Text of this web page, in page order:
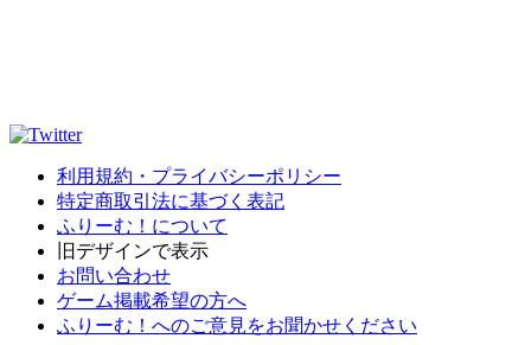
利用規約・プライバシーポリシー
特定商取引法に基づく表記
ふりーむ！について
旧デザインで表示
お問い合わせ
ゲーム掲載希望の方へ
ふりーむ！へのご意見をお聞かせください